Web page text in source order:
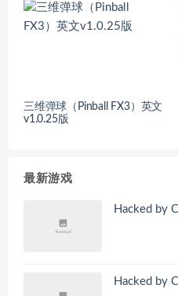
三维弹球（Pinball FX3）英文
v1.0.25版
最新游戏
Hacked by
Hacked by